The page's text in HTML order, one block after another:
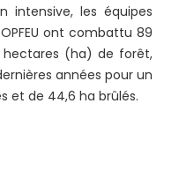
les équipes
ont combattu 89
hectares (ha) de forêt,
années pour un
et de 44,6 ha brûlés.